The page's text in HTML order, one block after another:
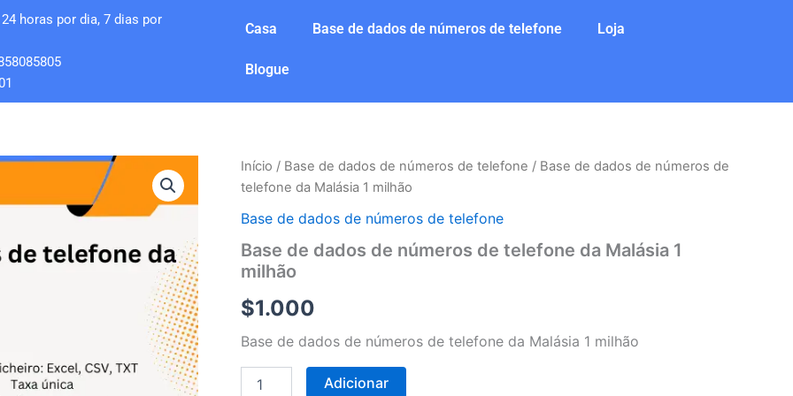
horas por dia, 7 dias por
Casa Base de dados de números de telefone Loja
Blogue
Início / Base de dados de números de telefone / Base de dados de números de
telefone da Malásia 1 milhão
Base de dados de números de telefone
Base de dados de números de telefone da Malásia 1
milhão
$1.000
Base de dados de números de telefone da Malásia 1 milhão
Quantidade
de
de
de
números
telefone
da
Malásia
Adicionar